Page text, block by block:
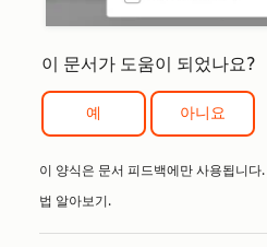
이 문서가 도움이 되었나요?
예 아니요
이 양식은 문서 피드백에만 사용됩니다.
법 알아보기.